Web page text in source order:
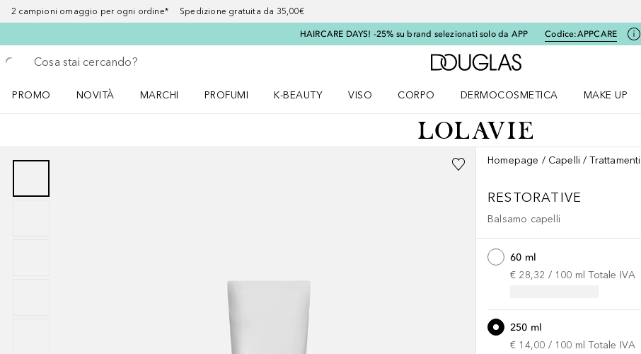
2 campioni omaggio per ogni ordine* Spedizione gratuita da 35,00€
HAIRCARE DAYS! -25% su brand selezionati solo da APP Codice:APPCARE
Torna indietro
Esegui ricerca
A Douglas Home
PROMO
NOVITÀ
MARCHI
PROFUMI
K-BEAUTY
VISO
CORPO
DERMOCOSMETICA
MAKE UP
Homepage Capelli Trattamenti
RESTORATIVE
Balsamo capelli
60 ml
€ 28,32 / 100 ml Totale IVA
250 ml
€ 14,00 / 100 ml Totale IVA